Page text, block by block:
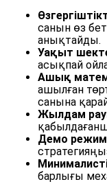
санын өз
анықтайды.
Уақыт
асықпай
Ашық
ашылған
санына
Жылдам
Демо
барлығы